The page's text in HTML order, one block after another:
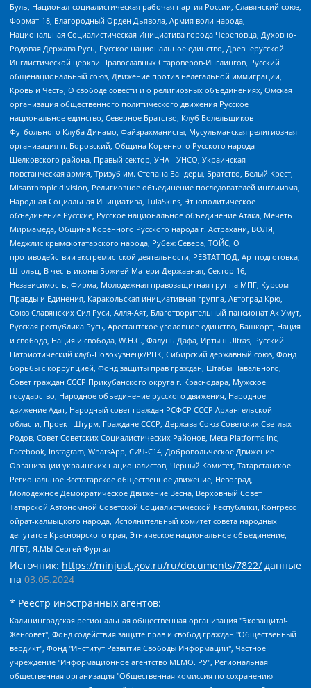
Буль, Национал-социалистическая рабочая партия России, Славянский союз,
Формат-18, Благородный Орден Дьявола, Армия воли народа,
Национальная Социалистическая Инициатива города Череповца, Духовно-
Родовая Держава Русь, Русское национальное единство, Древнерусской
Инглистической церкви Православных Староверов-Инглингов, Русский
общенациональный союз, Движение против нелегальной иммиграции,
Кровь и Честь, О свободе совести и о религиозных объединениях, Омская
организация общественного политического движения Русское
национальное единство, Северное Братство, Клуб Болельщиков
Футбольного Клуба Динамо, Файзрахманисты, Мусульманская религиозная
организация п. Боровский, Община Коренного Русского народа
Щелковского района, Правый сектор, УНА - УНСО, Украинская
повстанческая армия, Тризуб им. Степана Бандеры, Братство, Белый Крест,
Misanthropic division, Религиозное объединение последователей инглиизма,
Народная Социальная Инициатива, TulaSkins, Этнополитическое
объединение Русские, Русское национальное объединение Атака, Мечеть
Мирмамеда, Община Коренного Русского народа г. Астрахани, ВОЛЯ,
Меджлис крымскотатарского народа, Рубеж Севера, ТОЙС, О
противодействии экстремистской деятельности, РЕВТАТПОД, Артподготовка,
Штольц, В честь иконы Божией Матери Державная, Сектор 16,
Независимость, Фирма, Молодежная правозащитная группа МПГ, Курсом
Правды и Единения, Каракольская инициативная группа, Автоград Крю,
Союз Славянских Сил Руси, Алля-Аят, Благотворительный пансионат Ак Умут,
Русская республика Русь, Арестантское уголовное единство, Башкорт, Нация
и свобода, Нация и свобода, W.H.С., Фалунь Дафа, Иртыш Ultras, Русский
Патриотический клуб-Новокузнецк/РПК, Сибирский державный союз, Фонд
борьбы с коррупцией, Фонд защиты прав граждан, Штабы Навального,
Совет граждан СССР Прикубанского округа г. Краснодара, Мужское
государство, Народное объединение русского движения, Народное
движение Адат, Народный совет граждан РСФСР СССР Архангельской
области, Проект Штурм, Граждане СССР, Держава Союз Советских Светлых
Родов, Совет Советских Социалистических Районов, Meta Platforms Inc,
Facebook, Instagram, WhatsApp, СИЧ-С14, Добровольческое Движение
Организации украинских националистов, Черный Комитет, Татарстанское
Региональное Всетатарское общественное движение, Невоград,
Молодежное Демократическое Движение Весна, Верховный Совет
Татарской Автономной Советской Социалистической Республики, Конгресс
ойрат-калмыцкого народа, Исполнительный комитет совета народных
депутатов Красноярского края, Этническое национальное объединение,
ЛГБТ, Я.МЫ Сергей Фургал
Источник: https://minjust.gov.ru/ru/documents/7822/ данные
на 03.05.2024
* Реестр иностранных агентов:
Калининградская региональная общественная организация "Экозащита!-Женсовет", Фонд содействия защите прав и свобод граждан "Общественный вердикт", Фонд "Институт Развития Свободы Информации", Частное учреждение "Информационное агентство МЕМО. РУ", Региональная общественная организация "Общественная комиссия по сохранению наследия академика Сахарова", Фонд поддержки свободы прессы, Санкт-Петербургская общественная правозащитная организация "Гражданский контроль", Межрегиональная общественная организация "Информационно-просветительский центр "Мемориал", Региональный Фонд "Центр Защиты Прав Средств Массовой Информации", с 05.12.2023 Фонд "Центр Защиты Прав Средств массовой информации", Региональная общественная благотворительная организация помощи беженцам и мигрантам "Гражданское содействие", Негосударственное образовательное учреждение дополнительного профессионального образования (повышение квалификации) специалистов "АКАДЕМИЯ ПО ПРАВАМ ЧЕЛОВЕКА", Свердловская региональная общественная организация "Сутяжник", Автономная некоммерческая организация "Центр независимых социологических исследований", Союз общественных объединений "Российский исследовательский центр по правам человека", Региональное общественное учреждение научно-информационный центр "МЕМОРИАЛ", Некоммерческая организация "Фонд защиты гласности", Автономная некоммерческая организация "Институт прав человека", Городская общественная организация "Екатеринбургское общество "МЕМОРИАЛ", Городская общественная организация "Рязанское историко-просветительское и правозащитное общество "Мемориал" (Рязанский Мемориал), Челябинский региональный орган общественной самодеятельности – женское общественное объединение "Женщины Евразии", Челябинский региональный орган общественной самодеятельности "Уральская правозащитная группа", Фонд содействия защите здоровья и социальной справедливости имени Андрея Рылькова, Автономная Некоммерческая Организация "Аналитический Центр Юрия Левады", Автономная некоммерческая организация социальной поддержки населения "Проект Апрель", Региональная общественная организация помощи женщинам и детям, находящимся в кризисной ситуации "Информационно-методический центр "Анна", Фонд содействия развитию массовых коммуникаций и правовому просвещению "Так-так-Так", Фонд содействия устойчивому развитию "Серебряная тайга", Свердловский региональный общественный фонд социальных проектов "Новое время", "Idel.Реалии", Кавказ.Реалии, Крым.Реалии, Телеканал Настоящее Время, Татаро-башкирская служба Радио Свобода (Azatliq Radiosi), Радио Свободная Европа/Радио Свобода (PCE/PC), "Сибирь.Реалии", "Фактограф", Благотворительный фонд помощи осужденным и их семьям, Автономная некоммерческая организация "Институт глобализации и социальных движений", Фонд "В защиту прав заключенных", Частное учреждение "Центр поддержки и содействия развитию средств массовой информации", Пензенский региональный общественный благотворительный фонд "Гражданский союз", "Север.Реалии", Некоммерческая организация Фонд "Правовая инициатива", Общество с ограниченной ответственностью "Радио Свободная Европа/Радио Свобода", Чешское информационное агентство "MEDIUM-ORIENT", Красноярская региональная общественная организация "Мы против СПИДа", Камалягин Денис Николаевич, Маркелов Сергей Евгеньевич, Пономарев Лев Александрович, Савицкая Людмила Алексеевна, Автономная некоммерческая организация "Центр по работе с проблемой насилия "НАСИЛИЮ.НЕТ", Межрегиональный профессиональный союз работников здравоохранения "Альянс врачей", Юридическое лицо, зарегистрированное в Латвийской Республике, SIA "Medusa Project" (регистрационный номер 40103797863, дата регистрации 10.06.2014), Некоммерческая организация "Фонд по борьбе с коррупцией", Автономная некоммерческая организация "Институт права и публичной политики", Баданин Роман Сергеевич, Гликин Максим Александрович, Железнова Мария Михайловна, Лукьянова Юлия Сергеевна, Маетная Елизавета Витальевна, Маняхин Петр Борисович, Чуракова Ольга Владимировна, Ярош Юлия Петровна, Юридическое лицо "The Insider SIA", зарегистрированное в Риге, Латвийская Республика (дата регистрации 26.06.2015), являющееся администратором доменного имени интернет-издания "The Insider SIA", https://theins.ru, Постернак Алексей Евгеньевич, Рубин Михаил Аркадьевич, Анин Роман Александрович, Юридическое лицо Istories fonds, зарегистрированное в Латвийской Республике (регистрационный номер 50008295751, дата регистрации 24.02.2020), Великовский Дмитрий Александрович, Долинина Ирина Николаевна, Мароховская Алеся Алексеевна, Шлейнов Роман Юрьевич, Шмагун Олеся Валентиновна, Общество с ограниченной ответственностью "Альтаир 2021", Общество с ограниченной ответственностью "Вега 2021", Общество с ограниченной ответственностью "Главный редактор 2021", Общество с ограниченной ответственностью "Ромашки монолит", Важенков Артем Валерьевич, Ивановская областная общественная организация "Центр гендерных исследований", Гурман Юрий Альбертович, Медиапроект "ОВД-Инфо", Егоров Владимир Владимирович, Жилинский Владимир Александрович, Общество с ограниченной ответственностью "ЗП", Иванова София Юрьевна, Карезина Инна Павловна, Кильтау Екатерина Викторовна, Петров Алексей Викторович, Пискунов Сергей Евгеньевич, Смирнов Сергей Сергеевич, Тихонов Михаил Сергеевич, Общество с ограниченной ответственностью "ЖУРНАЛИСТ-ИНОСТРАННЫЙ АГЕНТ", Арапова Галина Юрьевна, Вольтская Татьяна Анатольевна, Американская компания "Mason G.E.S. Anonymous Foundation" (США), являющаяся владельцем интернет-издания https://mnews.world/, Компания "Stichting Bellingcat", зарегистрированная в Нидерландах (дата регистрации 11.07.2018), Захаров Андрей Вячеславович, Клепиковская Екатерина Дмитриевна, Общество с ограниченной ответственностью "МЕМО", Перл Роман Александрович, Симонов Евгений Алексеевич, Соловьева Елена Анатольевна, Сотников Даниил Владимирович, Сурначева Елизавета Дмитриевна, Автономная некоммерческая организация по защите прав человека и информированию населения "Якутия – Наше Мнение", Общество с ограниченной ответственностью "Москоу диджитал медиа", с 26.01.2023 Общество с ограниченной ответственностью "Чайка Белые сады", Ветошкина Валерия Валерьевна, Заговора Максим Александрович, Межрегиональное общественное движение "Российская ЛГБТ - сеть", Оленичев Максим Владимирович, Павлов Иван Юрьевич, Скворцова Елена Сергеевна, Общество с ограниченной ответственностью "Как бы инагент", Кочетков Игорь Викторович, Общество с ограниченной ответственностью "Честные выборы", Еланчик Олег Александрович, Общество с ограниченной ответственностью "Нобелевский призыв", Гималова Регина Эмилевна, Григорьев Андрей Валерьевич, Григорьева Алина Александровна, Ассоциация по содействию защите прав призывников, альтернативнослужащих и военнослужащих "Правозащитная группа "Гражданин.Армия.Право", Хисамова Регина Фаритовна, Автономная некоммерческая организация по реализации социально-правовых программ "Лилит", Дальневосточное общественное движение "Маяк", Санкт-Петербургская ЛГБТ-инициативная группа "Выход", Инициативная группа ЛГБТ+ "Реверс", Алексеев Андрей Викторович, Бекбулатова Таисия Львовна, Беляев Иван Михайлович, Владыкина Елена Сергеевна, Гельман Марат Александрович, Никульшина Вероника Юрьевна, Толоконникова Надежда Андреевна, Шендерович Виктор Анатольевич, Общество с ограниченной ответственностью "Данное сообщение", Общество с ограниченной ответственностью Издательский дом "Новая глава", Айнбиндер Александра Александровна, Московский комьюнити-центр для ЛГБТ+инициатив, Благотворительный фонд развития филантропии, Deutsche Welle (Германия, Kurt-Schumacher-Strasse 3, 53113 Bonn), Борзунова Мария Михайловна, Воробьев Виктор Викторович, Голубева Анна Львовна, Константинова Алла Михайловна, Малкова Ирина Владимировна, Мурадов Мурад Абдулгалимович, Осетинская Елизавета Николаевна, Понасенков Евгений Николаевич, Ганапольский Матвей Юрьевич, Киселев Евгений Алексеевич, Борухович Ирина Григорьевна, Дремин Иван Тимофеевич, Дубровский Дмитрий Викторович, Красноярская региональная общественная организация поддержки и развития альтернативных образовательных технологий и межкультурных коммуникаций "ИНТЕРРА", Маяковская Екатерина Алексеевна, Фейгин Марк Захарович, Филимонов Андрей Викторович, Дзугкоева Регина Николаевна, Доброхотов Роман Александрович, Дудь Юрий Александрович, Елкин Сергей Владимирович, Кругликов Кирилл Игоревич, Сабунаева Мария Леонидовна, Семенов Алексей Владимирович, Шаинян Карен Багратович, Шульман Екатерина Михайловна, Асафьев Артур Валерьевич, Вахштайн Виктор Семенович, Венедиктов Алексей Алексеевич, Лушникова Екатерина Евгеньевна, Волков Леонид Михайлович, Невзоров Александр Глебович, Пархоменко Сергей Борисович, Сироткин Ярослав Николаевич, Кара-Мурза Владимир Владимирович, Баранова Наталья Владимировна, Гозман Леонид Яковлевич, Кагарлицкий Борис Юльевич, Климарев Михаил Валерьевич, Милов Владимир Станиславович, Автономная некоммерческая организация Краснодарский центр современного искусства "Типография", Моргенштерн Алишер Тагирович, Соболь Любовь Эдуардовна, Общество с ограниченной ответственностью "ЛИЗА НОРМ", Каспаров Гарри Кимович, Ходорковский Михаил Борисович, Общество с ограниченной ответственностью "Апрельские тезисы", Данилович Ирина Брониславовна, Кашин Олег Владимирович, Петров Николай Владимирович, Пивоваров Алексей Владимирович, Соколов Михаил Владимирович, Цветкова Юлия Владимировна, Чичваркин Евгений Александрович, Комитет против пыток/Команда против пыток, Общество с ограниченной ответственностью "Первый научный", Общество с ограниченной ответственностью "Вертолет и ко", Белоцерковская Вероника Борисовна, Кац Максим Евгеньевич, Лазарева Татьяна Юрьевна, Шаведдинов Руслан Табризович, Яшин Илья Валерьевич, Общество с ограниченной ответственностью "Иноагент ААВ", Алешковский Дмитрий Петрович, Альбац Евгения Марковна, Быков Дмитрий Львович, Галямина Юлия Евгеньевна, Лойко Сергей Леонидович, Мартынов Кирилл Константинович, Медведев Сергей Александрович, Крашенинников Федор Геннадиевич, Гордеева Катерина Вл